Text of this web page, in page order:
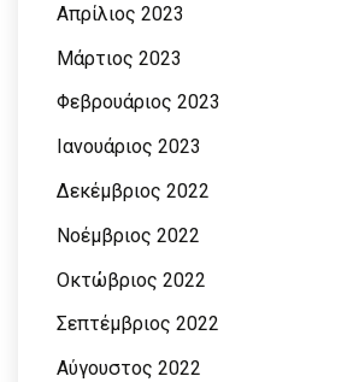
Απρίλιος 2023
Μάρτιος 2023
Φεβρουάριος 2023
Ιανουάριος 2023
Δεκέμβριος 2022
Νοέμβριος 2022
Οκτώβριος 2022
Σεπτέμβριος 2022
Αύγουστος 2022